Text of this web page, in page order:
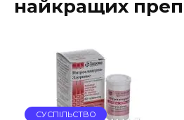
найкращих
СУСПІЛЬСТВО